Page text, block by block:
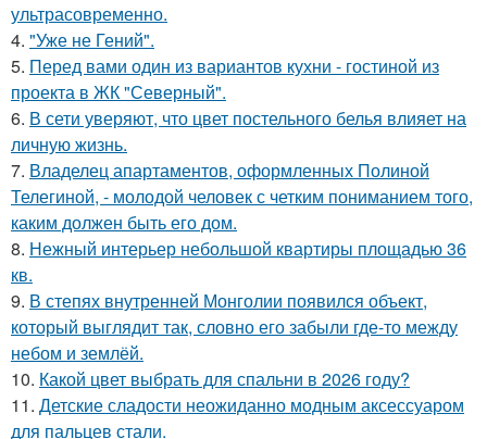
ультрасовременно.
4. "Уже не Гений".
5. Перед вами один из вариантов кухни - гостиной из
проекта в ЖК "Северный".
6. В сети уверяют, что цвет постельного белья влияет на
личную жизнь.
7. Владелец апартаментов, оформленных Полиной
Телегиной, - молодой человек с четким пониманием того,
каким должен быть его дом.
8. Нежный интерьер небольшой квартиры площадью 36
кв.
9. В степях внутренней Монголии появился объект,
который выглядит так, словно его забыли где-то между
небом и землёй.
10. Какой цвет выбрать для спальни в 2026 году?
11. Детские сладости неожиданно модным аксессуаром
для пальцев стали.